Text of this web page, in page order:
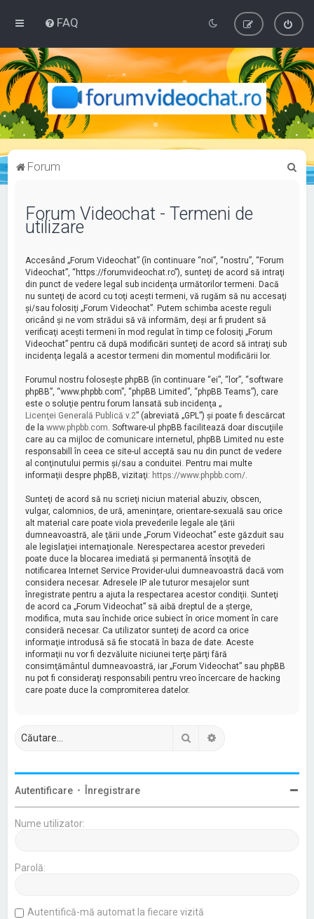
FAQ
Forum
Forum Videochat - Termeni de
utilizare
Accesând „Forum Videochat” (în continuare “noi”, “nostru”, “Forum
Videochat”, “https://forumvideochat.ro”), sunteţi de acord să intraţi
din punct de vedere legal sub incidenţa următorilor termeni. Dacă
nu sunteţi de acord cu toţi aceşti termeni, vă rugăm să nu accesaţi
şi/sau folosiţi „Forum Videochat”. Putem schimba aceste reguli
oricând şi ne vom strădui să vă informăm, deşi ar fi prudent să
verificaţi aceşti termeni în mod regulat în timp ce folosiţi „Forum
Videochat” pentru că după modificări sunteţi de acord să intraţi sub
incidenţa legală a acestor termeni din momentul modificării lor.
Forumul nostru foloseşte phpBB (în continuare “ei”, “lor”, “software
phpBB”, “www.phpbb.com”, “phpBB Limited”, “phpBB Teams”), care
este o soluţie pentru forum lansată sub incidenţa „
Licenţei Generală Publică v.2” (abreviată „GPL”) şi poate fi descărcat
de lawww.phpbb.com. Software-ul phpBB facilitează doar discuţiile
care au ca mijloc de comunicare internetul, phpBB Limited nu este
responsabill în ceea ce site-ul acceptă sau nu din punct de vedere
al conţinutului permis şi/sau a conduitei. Pentru mai multe
informaţii despre phpBB, vizitaţi: https://www.phpbb.com/.
Sunteţi de acord să nu scrieţi niciun material abuziv, obscen,
vulgar, calomnios, de ură, ameninţare, orientare-sexuală sau orice
alt material care poate viola prevederile legale ale ţării
dumneavoastră, ale ţării unde „Forum Videochat” este găzduit sau
ale legislaţiei internaţionale. Nerespectarea acestor prevederi
poate duce la blocarea imediată şi permanentă însoţită de
notificarea Internet Service Provider-ului dumneavoastră dacă vom
considera necesar. Adresele IP ale tuturor mesajelor sunt
înregistrate pentru a ajuta la respectarea acestor condiţii. Sunteţi
de acord ca „Forum Videochat” să aibă dreptul de a şterge,
modifica, muta sau închide orice subiect în orice moment în care
consideră necesar. Ca utilizator sunteţi de acord ca orice
informaţie introdusă să fie stocată în baza de date. Aceste
informaţii nu vor fi dezvăluite niciunei terţe părţi fără
consimţământul dumneavoastră, iar „Forum Videochat” sau phpBB
nu pot fi consideraţi responsabili pentru vreo încercare de hacking
care poate duce la compromiterea datelor.
Căutare
Autentificare • Înregistrare
Nume utilizator:
Parolă:
Autentifică-mă automat la fiecare vizită